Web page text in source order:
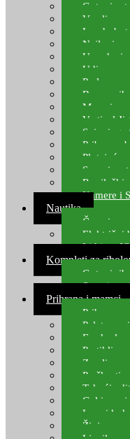
Gotovi
Varalice
Lov
Najloni za
Udice za
Perle za
Brum
Mamci za
Vertical
Spinning
Pribor za
Plutajuća
Sonari za
Ronilački
Kamere i
Nautika
Čamci za
Električni
Lithium
Kompleti za
Gotovi
Setovi za
Prihrana i mamci
Prihrana
Pelete za
Feeder
Partikli za
Zemlja za
Praškasti
Tekući
Gel i
Lovni
Živi